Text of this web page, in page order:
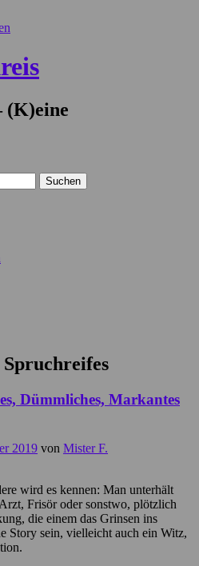
(K)eine
Spruchreifes
Dümmliches, Markantes
2019 von Mister F.
wird es kennen: Man unterhält
Frisör oder sonstwo, plötzlich
die einem das Grinsen ins
Story sein, vielleicht auch ein Witz,